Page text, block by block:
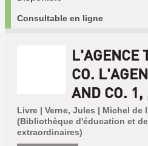
Consultable en ligne
L'AGENCE
CO.
AND CO. 1,
Livre | Verne, Jules | Michel de
(Bibliothèque d'éducation et
extraordinaires)